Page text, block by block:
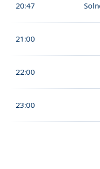
20:47
21:00
22:00
23:00